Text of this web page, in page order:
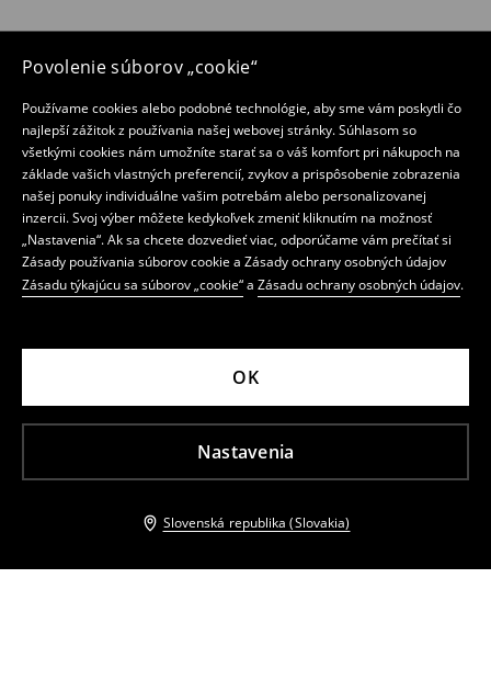
Povolenie súborov „cookie“
Používame cookies alebo podobné technológie, aby sme vám poskytli čo
najlepší zážitok z používania našej webovej stránky. Súhlasom so
všetkými cookies nám umožníte starať sa o váš komfort pri nákupoch na
základe vašich vlastných preferencií, zvykov a prispôsobenie zobrazenia
našej ponuky individuálne vašim potrebám alebo personalizovanej
inzercii. Svoj výber môžete kedykoľvek zmeniť kliknutím na možnosť
„Nastavenia“. Ak sa chcete dozvedieť viac, odporúčame vám prečítať si
Zásady používania súborov cookie a Zásady ochrany osobných údajov
Zásadu týkajúcu sa súborov „cookie“a Zásadu ochrany osobných údajov.
Nastavenia
OK
Slovenská republika (Slovakia)